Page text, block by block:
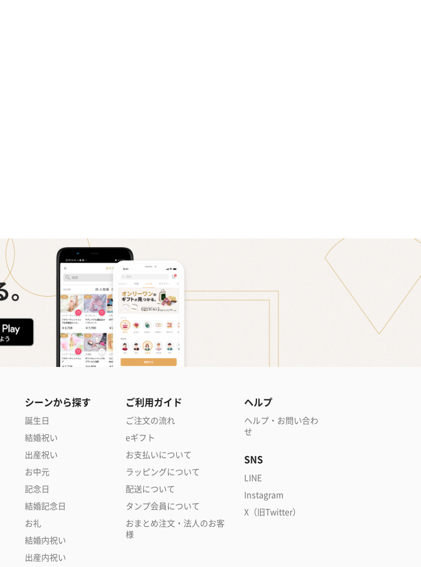
シーンから探す
誕生日
結婚祝い
出産祝い
お中元
記念日
結婚記念日
お礼
結婚内祝い
出産内祝い
ご利用ガイド
ご注文の流れ
eギフト
お支払いについて
ラッピングについて
配送について
タンプ会員について
おまとめ注文・法人のお客
様
ヘルプ
ヘルプ・お問い合わ
せ
SNS
LINE
Instagram
X（旧Twitter）